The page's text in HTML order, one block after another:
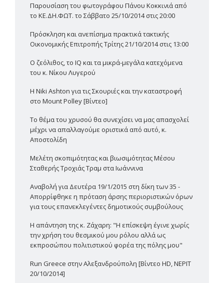
Παρουσίαση του φωτογράφου Πάνου Κοκκινιά από
το ΚΕ.ΔΗ.ΦΩΤ. το Σάββατο 25/10/2014 στις 20:00
Πρόσκληση και ανεπίσημα πρακτικά τακτικής
Οικονομικής Επιτροπής Τρίτης 21/10/2014 στις 13:00
Ο ζεόλιθος, το IQ και τα μικρά-μεγάλα κατεχόμενα
του κ. Νίκου Λυγερού
Η Niki Ashton για τις Σκουριές και την καταστροφή
στο Mount Polley [Βίντεο]
Το θέμα του χρυσού θα συνεχίσει να μας απασχολεί
μέχρι να απαλλαγούμε οριστικά από αυτό, κ.
Αποστολίδη
Μελέτη σκοπιμότητας και βιωσιμότητας Μέσου
Σταθερής Τροχιάς Τραμ στα Ιωάννινα
Αναβολή για Δευτέρα 19/1/2015 στη δίκη των 35 -
Απορρίφθηκε η πρόταση άρσης περιοριστικών όρων
για τους επανεκλεγέντες δημοτικούς συμβούλους
Η απάντηση της κ. Ζάχαρη: "Η επίσκεψη έγινε χωρίς
την χρήση του θεσμικού μου ρόλου αλλά ως
εκπροσώπου πολιτιστικού φορέα της πόλης μου"
Run Greece στην Αλεξανδρούπολη [Βίντεο HD, ΝΕΡΙΤ
20/10/2014]